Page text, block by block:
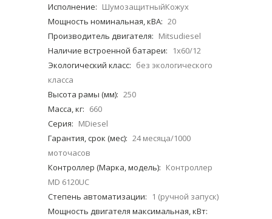
Исполнение: ШумозащитныйКожух
Мощность номинальная, кВА: 20
Производитель двигателя: Mitsudiesel
Наличие встроенной батареи:
1x60/12
Экологический класс: без экологического
класса
Высота рамы (мм): 250
Масса, кг: 660
Серия: MDiesel
Гарантия, срок (мес): 24 месяца/1000
моточасов
Контроллер (Марка, модель): Контроллер
MD 6120UC
Степень автоматизации:
1 (ручной запуск)
Мощность двигателя максимальная, кВт: